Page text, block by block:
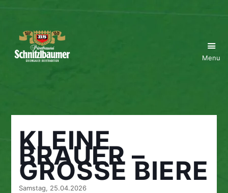
Menu
KLEINE
BRAUER –
GROSSE BIERE
Samstag, 25.04.2026